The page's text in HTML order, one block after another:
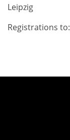
Leipzig
Registrations to: